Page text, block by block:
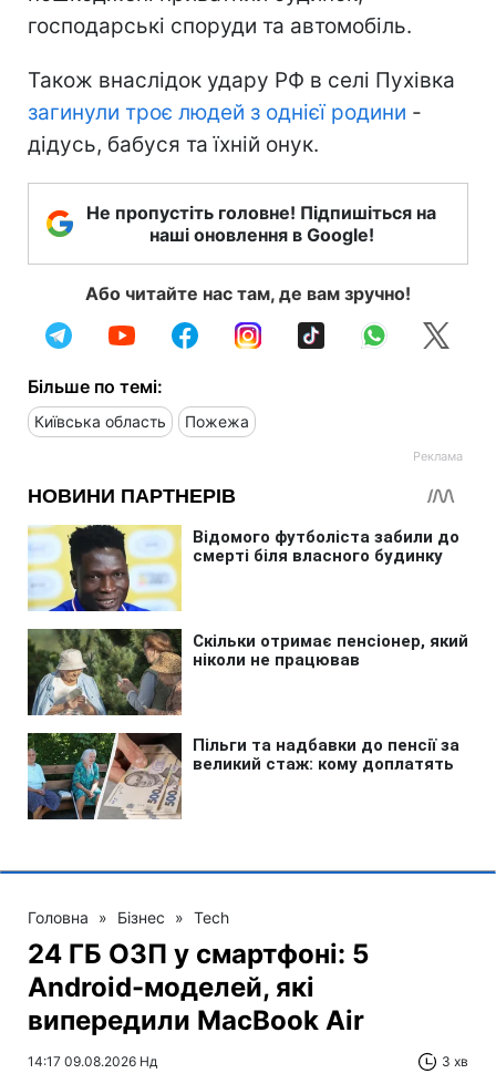
господарські споруди та автомобіль.
Також внаслідок удару РФ в селі Пухівка
загинули троє людей з однієї родини -
дідусь, бабуся та їхній онук.
Не пропустіть головне! Підпишіться на
наші оновлення в Google!
Або читайте нас там, де вам зручно!
Більше по темі:
Київська область Пожежа
Головна » Бізнес » Tech
24 ГБ ОЗП у смартфоні: 5
Android-моделей, які
випередили MacBook Air
14:17 09.08.2026 Нд 3 хв